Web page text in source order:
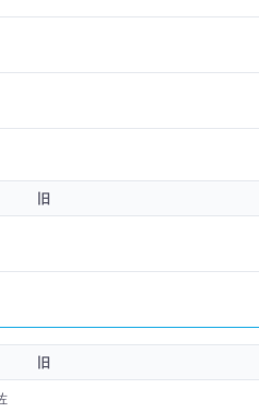
旧
旧